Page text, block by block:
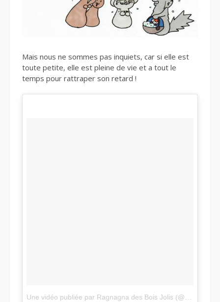
Mais nous ne sommes pas inquiets, car si elle est
toute petite, elle est pleine de vie et a tout le
temps pour rattraper son retard !
Une vidéo publiée par Ragnagna des Bois Jolis (@ragnagnagram)